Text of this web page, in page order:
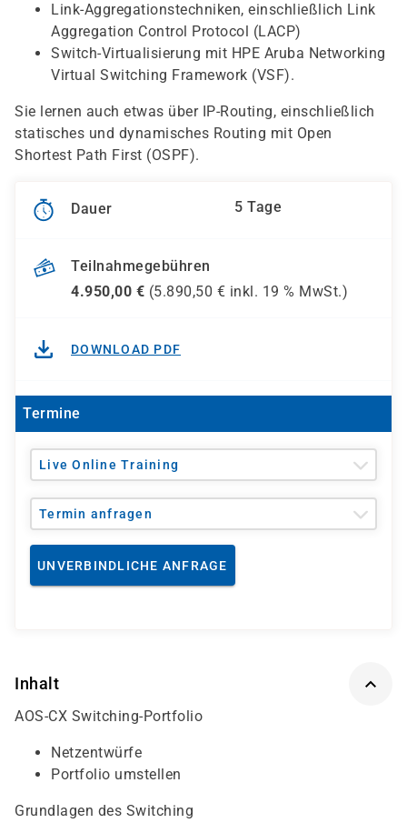
Link-Aggregationstechniken, einschließlich Link
Aggregation Control Protocol (LACP)
Switch-Virtualisierung mit HPE Aruba Networking
Virtual Switching Framework (VSF).
Sie lernen auch etwas über IP-Routing, einschließlich
statisches und dynamisches Routing mit Open
Shortest Path First (OSPF).
Dauer 5 Tage
Teilnahmegebühren
4.950,00 € (5.890,50 € inkl. 19 % MwSt.)
DOWNLOAD PDF
Termine
Live Online Training
Termin anfragen
UNVERBINDLICHE ANFRAGE
Inhalt
AOS-CX Switching-Portfolio
Netzentwürfe
Portfolio umstellen
Grundlagen des Switching